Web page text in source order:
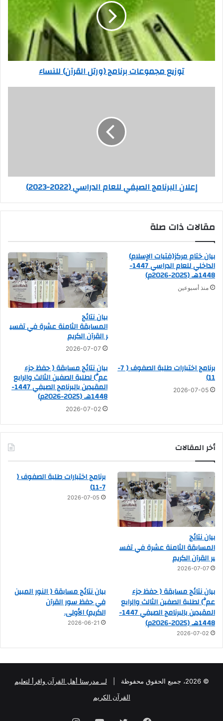
توزيع مجموعات برنامج (ورتل القرآن) للنساء
إعلان البرنامج الصيفي للعام الدراسي (2022-2023)
مقالات ذات صلة
بيان ختام مركز(فتيات الإسلام)
الداخلي للعام الدراسي 1447-
1448هـ (2025-2026م)
منذ أسبوعين
بيان نتائج
المسابقة الثامنة عشرة في تفسي
ر القرآن الكريم
2026-07-07
برنامج اختبارات طلبة الصفوف ( 7-
11)
2026-07-05
بيان نتائج مسابقة ( حفظ جزء
عمَّ) لطلبة الصفين الثالث والرابع
المقيدين بالبرنامج الصيفي 1447-
1448هـ (2025-2026م)
2026-07-02
أخر المقالات
بيان نتائج
المسابقة الثامنة عشرة في تفس
ير القرآن الكريم
2026-07-07
برنامج اختبارات طلبة الصفوف (
7-11)
2026-07-05
بيان نتائج مسابقة ( حفظ جزء
عمَّ) لطلبة الصفين الثالث والرابع
المقيدين بالبرنامج الصيفي 1447-
1448هـ (2025-2026م)
2026-07-02
بيان نتائج مسابقة ( النور المبين
في حفظ سور القرآن
الكريم) الأولى.
2026-06-21
© 2026، جميع الحقوق محفوظة |
لــ مدرستا أهل القرآن واقرأ لتعليم
القرآن الكريم